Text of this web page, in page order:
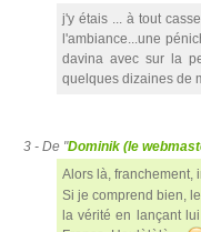
j'y étais ... à tout
l'ambiance...une
davina avec sur la
quelques dizaines de
3 - De "Dominik (le
Alors là, franchement,
Si je comprend bien,
la vérité en lançant